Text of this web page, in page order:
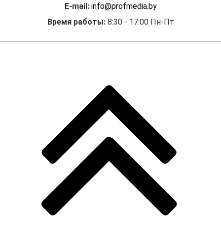
E-mail: info@profmedia.by
Время работы:8:30 - 17:00 Пн-Пт